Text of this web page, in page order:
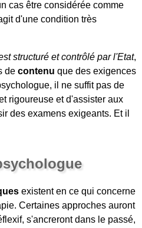
cas être considérée comme
d'une condition très
structuré et contrôlé par l'Etat,
decontenu que des exigences
il ne suffit pas de
rigoureuse et d'assister aux
des examens exigeants. Et il
existent en ce qui concerne
Certaines approches auront
s'ancreront dans le passé,